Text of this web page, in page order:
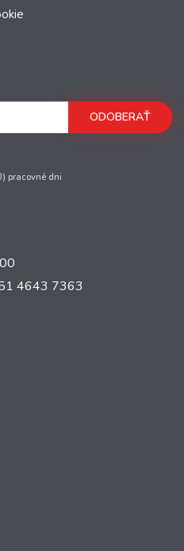
ODOBERAŤ
pracovné dni
4643 7363